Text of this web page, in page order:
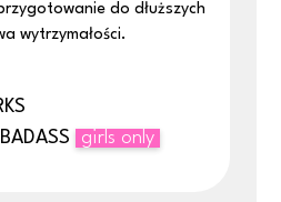
do dłuższych
wytrzymałości.
girls only